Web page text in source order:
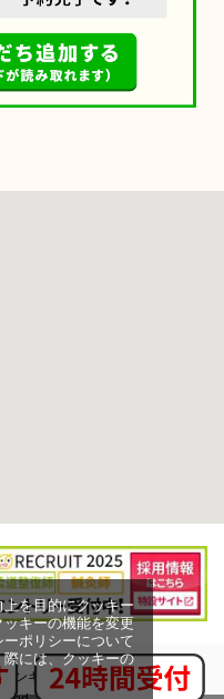
を目的にクッキー
キーの機能を変更
ポリシーについて
には、クッキーの
ンキュー株式会社,